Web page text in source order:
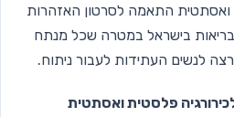
ואסתטית התאמה לסרטון האזהרות
בישראל במטרה שכל מנתח
לנשים העתידות לעבור ניתוח.
פלסטית ואסתטית